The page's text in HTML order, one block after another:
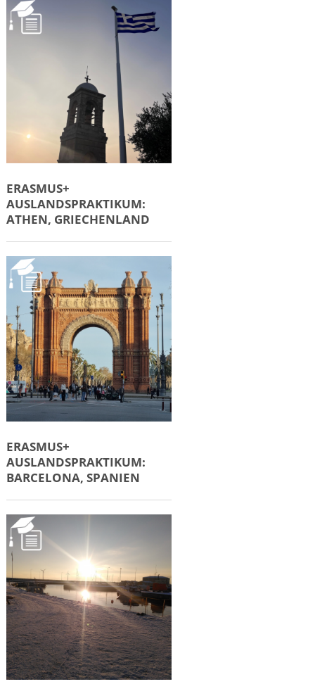
ERASMUS+
AUSLANDSPRAKTIKUM:
ATHEN, GRIECHENLAND
ERASMUS+
AUSLANDSPRAKTIKUM:
BARCELONA, SPANIEN